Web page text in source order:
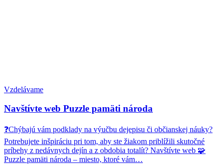
Vzdelávame
Navštívte web Puzzle pamäti národa
❓Chýbajú vám podklady na výučbu dejepisu či občianskej náuky?
Potrebujete inšpiráciu pri tom, aby ste žiakom priblížili skutočné
príbehy z nedávnych dejín a z obdobia totalít? Navštívte web 🧩
Puzzle pamäti národa – miesto, ktoré vám…